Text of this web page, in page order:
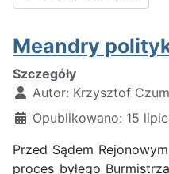
Meandry
Szczegóły
Autor: Krzysztof
Opublikowano: 15
Przed Sądem
proces byłego